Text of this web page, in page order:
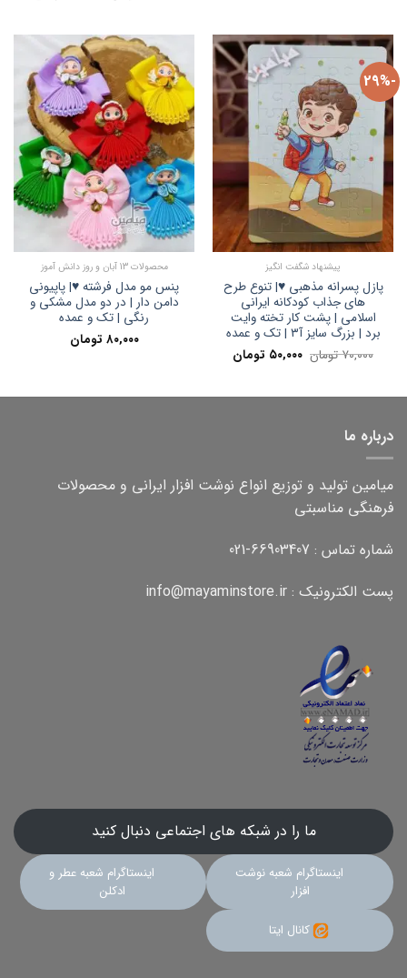
اصلی:
-29%
پیشنهاد شگفت انگیز
پازل پسرانه مذهبی ♥️| تنوع طرح
های جذاب کودکانه ایرانی
اسلامی | پشت کار تخته وایت
برد | بزرگ سایز آ۳ | تک و عمده
۷۰,۰۰۰تومان قیمت
اصلی:
۵۰,۰۰۰ تومان
محصولات 13 آبان و روز دانش آموز
پنس مو مدل فرشته ♥️| پاپیونی
دامن دار | در دو مدل مشکی و
رنگی | تک و عمده
۸۰,۰۰۰ تومان
درباره ما
میامین تولید و توزیع انواع نوشت افزار ایرانی و محصولات
فرهنگی مناسبتی
شماره تماس : 66903407-021
پست الکترونیک : info@mayaminstore.ir
ما را در شبکه های اجتماعی دنبال کنید
اینستاگرام شعبه نوشت
افزار
اینستاگرام شعبه عطر و
ادکلن
کانال ایتا